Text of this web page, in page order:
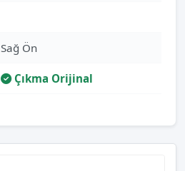
Sağ Ön
Çıkma Orijinal